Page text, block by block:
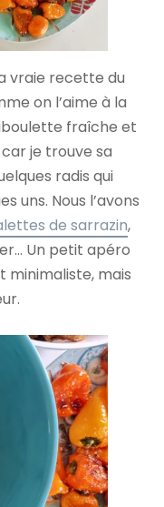
vraie recette du
on l’aime à la
fraîche et
je trouve sa
radis qui
uns. Nous l’avons
de sarrazin,
Un petit apéro
minimaliste, mais